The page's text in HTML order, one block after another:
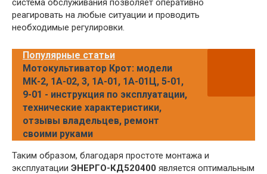
система обслуживания позволяет оперативно
реагировать на любые ситуации и проводить
необходимые регулировки.
Популярные статьи
Мотокультиватор Крот: модели
МК-2, 1А-02, 3, 1А-01, 1А-01Ц, 5-01,
9-01 - инструкция по эксплуатации,
технические характеристики,
отзывы владельцев, ремонт
своими руками
Таким образом, благодаря простоте монтажа и
эксплуатации ЭНЕРГО-КД520400 является оптимальным